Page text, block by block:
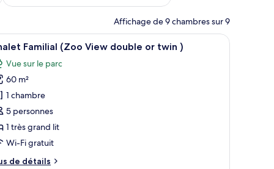
Affichage de 9 chambres sur 9
deux tables de chevet, une petite table d’appoint, un canapé et une
:
Une chambre d’hôtel avec un grand lit,
8 Familial (Zoo View double or twin )
Vue sur le parc
60 m²
1 chambre
5 personnes
1 très grand lit
Wi-Fi gratuit
de détails